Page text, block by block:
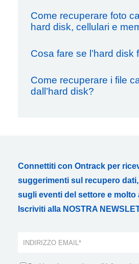
Come recuperare foto
hard disk, cellulari e
Cosa fare se l’hard disk
Come recuperare i file
dall’hard disk?
Connettiti con Ontrack per
suggerimenti sul recupero
sugli eventi del settore e molto
Iscriviti alla NOSTRA